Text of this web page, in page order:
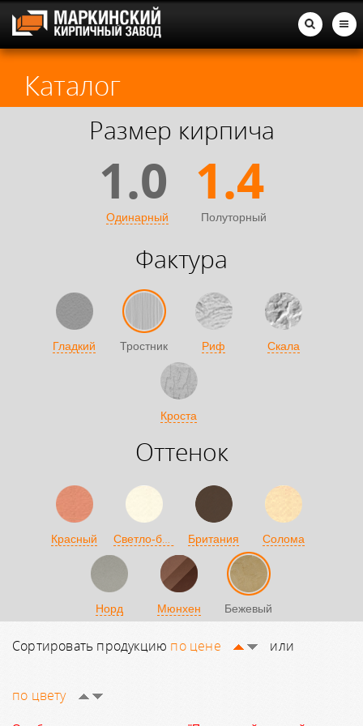
Каталог
Размер кирпича
1.0
Одинарный
1.4
Полуторный
Фактура
Гладкий Тростник Риф Скала
Кроста
Оттенок
Красный Светло-бежевый Британия Солома
Норд Мюнхен Бежевый
Сортировать продукцию по цене или
по цвету